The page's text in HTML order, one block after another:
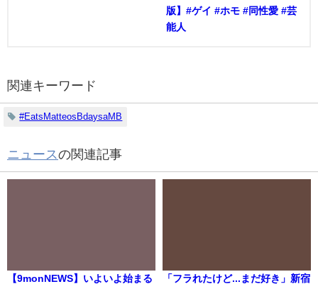
版】#ゲイ #ホモ #同性愛 #芸
能人
関連キーワード
#EatsMatteosBdaysaMB
ニュースの関連記事
【9monNEWS】いよいよ始まる
「フラれたけど...まだ好き」新宿